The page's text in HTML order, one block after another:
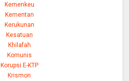
Kemenkeu
Kementan
Kerukunan
Kesatuan
Khilafah
Komunis
Korupsi E-KTP
Krismon